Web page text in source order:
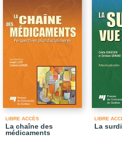
LIBRE ACCÈS
La chaîne des
médicaments
LIBRE
La